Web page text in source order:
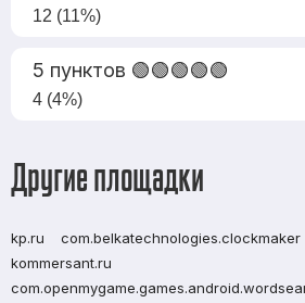
12 (11%)
5 пунктов 🟢🟢🟢🟢🟢
4 (4%)
Другие площадки
kp.ru com.belkatechnologies.clockmaker
kommersant.ru